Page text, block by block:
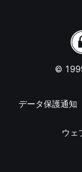
©
データ保護通知
ウェ